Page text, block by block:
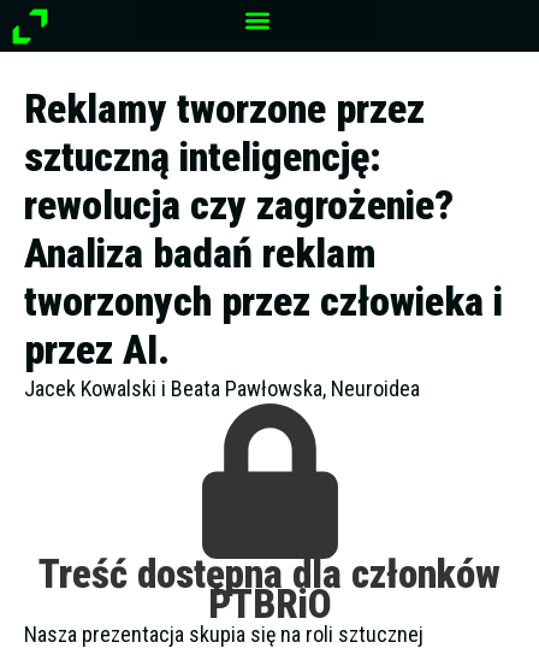
Przejdź
do
Reklamy tworzone przez
sztuczną inteligencję:
rewolucja czy zagrożenie?
Analiza badań reklam
tworzonych przez człowieka i
przez AI.
Jacek Kowalski i Beata Pawłowska, Neuroidea
Treść dostępna dla członków
PTBRiO
Nasza prezentacja skupia się na roli sztucznej